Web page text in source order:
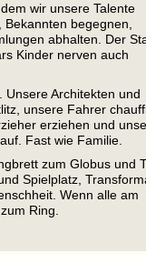
wir unsere Talente
begegnen,
abhalten. Der
Kinder nerven auch
Unsere Architekten und
unsere Fahrer
erziehen und
Fast wie Familie.
zum Globus und
Spielplatz,
Wenn alle am
Ring.